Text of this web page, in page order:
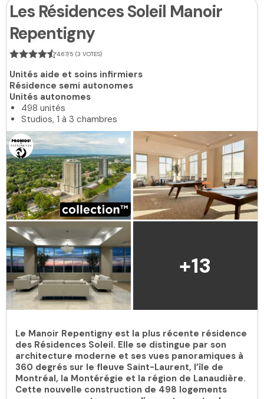
Les Résidences Soleil Manoir
Repentigny
4.67/5 (3 VOTES)
Unités aide et soins infirmiers
Résidence semi autonomes
Unités autonomes
498 unités
Studios, 1 à 3 chambres
+13
Le Manoir Repentigny est la plus récente résidence
des Résidences Soleil. Elle se distingue par son
architecture moderne et ses vues panoramiques à
360 degrés sur le fleuve Saint-Laurent, l’île de
Montréal, la Montérégie et la région de Lanaudière.
Cette nouvelle construction de 498 logements